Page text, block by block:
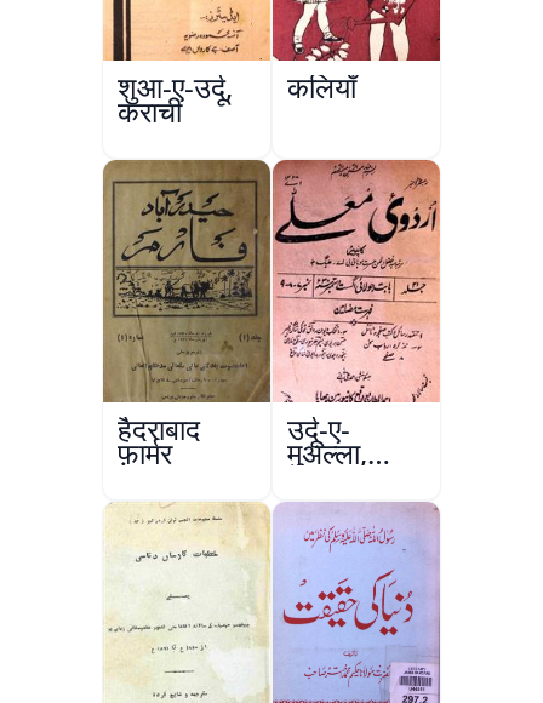
शुआ-ए-उर्दू,
कराची
कलियाँ
हैदराबाद
फ़ार्मर
उर्दू-ए-
मुअल्ला,
कानपुर